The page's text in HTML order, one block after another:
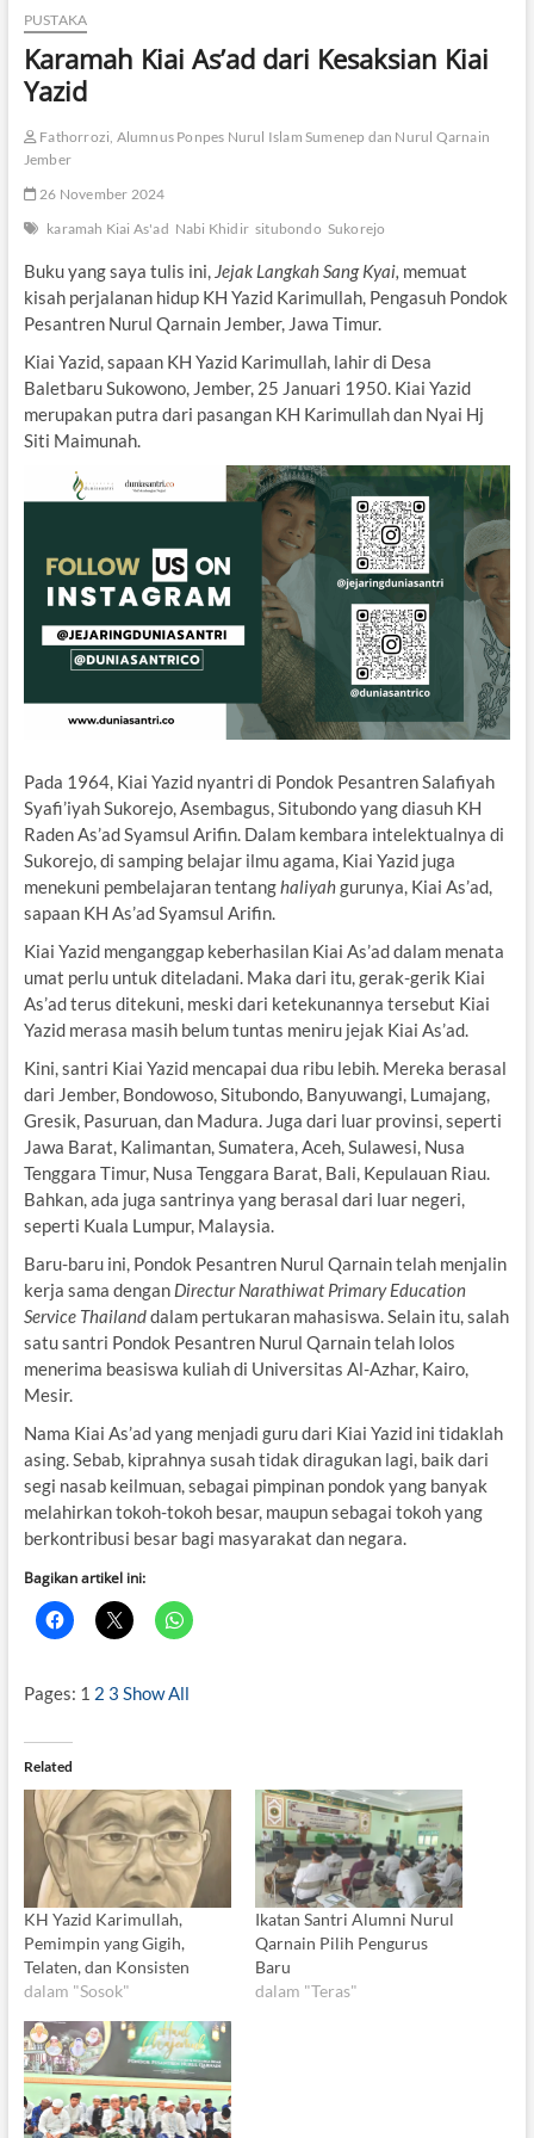
PUSTAKA
Karamah Kiai As’ad dari Kesaksian Kiai
Yazid
Fathorrozi, Alumnus Ponpes Nurul Islam Sumenep dan Nurul Qarnain
Jember
26 November 2024
karamah Kiai As'ad Nabi Khidir situbondo Sukorejo
Buku yang saya tulis ini, Jejak Langkah Sang Kyai, memuat
kisah perjalanan hidup KH Yazid Karimullah, Pengasuh Pondok
Pesantren Nurul Qarnain Jember, Jawa Timur.
Kiai Yazid, sapaan KH Yazid Karimullah, lahir di Desa
Baletbaru Sukowono, Jember, 25 Januari 1950. Kiai Yazid
merupakan putra dari pasangan KH Karimullah dan Nyai Hj
Siti Maimunah.
Pada 1964, Kiai Yazid nyantri di Pondok Pesantren Salafiyah
Syafi’iyah Sukorejo, Asembagus, Situbondo yang diasuh KH
Raden As’ad Syamsul Arifin. Dalam kembara intelektualnya di
Sukorejo, di samping belajar ilmu agama, Kiai Yazid juga
menekuni pembelajaran tentanghaliyahgurunya, Kiai As’ad,
sapaan KH As’ad Syamsul Arifin.
Kiai Yazid menganggap keberhasilan Kiai As’ad dalam menata
umat perlu untuk diteladani. Maka dari itu, gerak-gerik Kiai
As’ad terus ditekuni, meski dari ketekunannya tersebut Kiai
Yazid merasa masih belum tuntas meniru jejak Kiai As’ad.
Kini, santri Kiai Yazid mencapai dua ribu lebih. Mereka berasal
dari Jember, Bondowoso, Situbondo, Banyuwangi, Lumajang,
Gresik, Pasuruan, dan Madura. Juga dari luar provinsi, seperti
Jawa Barat, Kalimantan, Sumatera, Aceh, Sulawesi, Nusa
Tenggara Timur, Nusa Tenggara Barat, Bali, Kepulauan Riau.
Bahkan, ada juga santrinya yang berasal dari luar negeri,
seperti Kuala Lumpur, Malaysia.
Baru-baru ini, Pondok Pesantren Nurul Qarnain telah menjalin
kerja sama dengan Directur Narathiwat Primary Education
Service Thailanddalam pertukaran mahasiswa. Selain itu, salah
satu santri Pondok Pesantren Nurul Qarnain telah lolos
menerima beasiswa kuliah di Universitas Al-Azhar, Kairo,
Mesir.
Nama Kiai As’ad yang menjadi guru dari Kiai Yazid ini tidaklah
asing. Sebab, kiprahnya susah tidak diragukan lagi, baik dari
segi nasab keilmuan, sebagai pimpinan pondok yang banyak
melahirkan tokoh-tokoh besar, maupun sebagai tokoh yang
berkontribusi besar bagi masyarakat dan negara.
Bagikan artikel ini:
Pages: 1 2 3 Show All
Related
KH Yazid Karimullah,
Pemimpin yang Gigih,
Telaten, dan Konsisten
dalam "Sosok"
Ikatan Santri Alumni Nurul
Qarnain Pilih Pengurus
Baru
dalam "Teras"